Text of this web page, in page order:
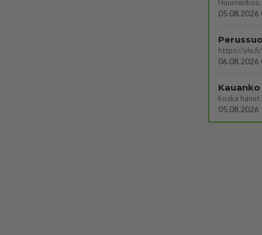
05.08.2026
06.08.2026
koska hänet
05.08.2026